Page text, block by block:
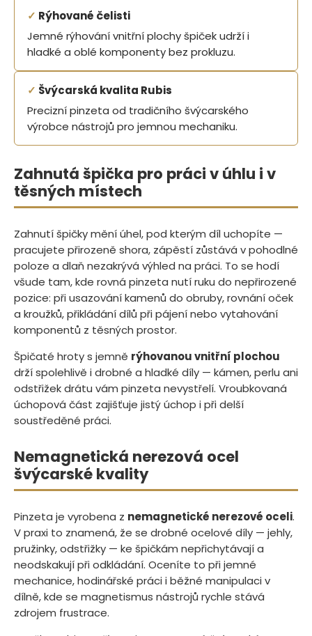
✓ Rýhované čelisti
Jemné rýhování vnitřní plochy špiček udrží i
hladké a oblé komponenty bez prokluzu.
✓ Švýcarská kvalita Rubis
Precizní pinzeta od tradičního švýcarského
výrobce nástrojů pro jemnou mechaniku.
Zahnutá špička pro práci v úhlu i v
těsných místech
Zahnutí špičky mění úhel, pod kterým díl uchopíte —
pracujete přirozeně shora, zápěstí zůstává v pohodlné
poloze a dlaň nezakrývá výhled na práci. To se hodí
všude tam, kde rovná pinzeta nutí ruku do nepřirozené
pozice: při usazování kamenů do obruby, rovnání oček
a kroužků, přikládání dílů při pájení nebo vytahování
komponentů z těsných prostor.
Špičaté hroty s jemně rýhovanou vnitřní plochou
drží spolehlivě i drobné a hladké díly — kámen, perlu ani
odstřižek drátu vám pinzeta nevystřelí. Vroubkovaná
úchopová část zajišťuje jistý úchop i při delší
soustředěné práci.
Nemagnetická nerezová ocel
švýcarské kvality
Pinzeta je vyrobena z nemagnetické nerezové oceli.
V praxi to znamená, že se drobné ocelové díly — jehly,
pružinky, odstřižky — ke špičkám nepřichytávají a
neodskakují při odkládání. Oceníte to při jemné
mechanice, hodinářské práci i běžné manipulaci v
dílně, kde se magnetismus nástrojů rychle stává
zdrojem frustrace.